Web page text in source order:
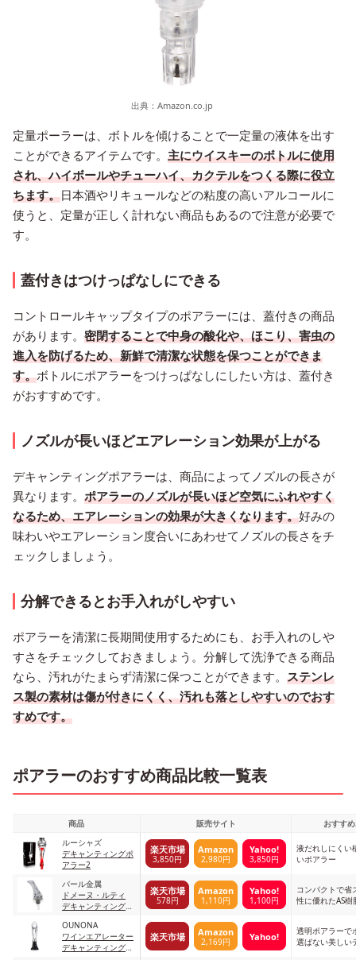
出典： Amazon.co.jp
定量ポーラーは、ボトルを傾けることで一定量の液体を出す
ことができるアイテムです。 主にウイスキーのボトルに使用
され、ハイボールやチューハイ、カクテルをつくる際に役立
ちます。日本酒やリキュールなどの粘度の高いアルコールに
使うと、定量が正しく計れない商品もあるので注意が必要で
す。
蓋付きはつけっぱなしにできる
コントロールキャップタイプのポアラーには、蓋付きの商品
があります。 密閉することで中身の酸化や、ほこり、害虫の
進入を防げるため、新鮮で清潔な状態を保つことができま
す。ボトルにポアラーをつけっぱなしにしたい方は、蓋付き
がおすすめです。
ノズルが長いほどエアレーション効果が上がる
デキャンティングポアラーは、商品によってノズルの長さが
異なります。 ポアラーのノズルが長いほど空気にふれやすく
なるため、エアレーションの効果が大きくなります。好みの
味わいやエアレーション度合いにあわせてノズルの長さをチ
ェックしましょう。
分解できるとお手入れがしやすい
ポアラーを清潔に長期間使用するためにも、お手入れのしや
すさをチェックしておきましょう。分解して洗浄できる商品
なら、汚れがたまらず清潔に保つことができます。 ステンレ
ス製の素材は傷が付きにくく、汚れも落としやすいのでおす
すめです。
ポアラーのおすすめ商品比較一覧表
商品 販売サイト
おすす
ルーシャズ
デキャンティングポ
アラー2
楽天市場
3,850円
Amazon
2,980円
Yahoo!
3,850円
液だれしにくい
いポアラー
パール金属
ドメーヌ・ルティ
デキャンティングポ
楽天市場
578円
Amazon
1,110円
Yahoo!
1,100円
コンパクトで省
性に優れたAS樹
OUNONA
ワインエアレーター
デキャンティング
楽天市場 Amazon
2,169円 Yahoo!
透明ポアラーで
選ばない美しい